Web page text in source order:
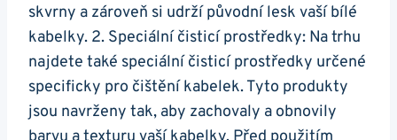
skvrny⁢ a zároveň si udrží původní lesk vaší bílé
kabelky. 2. Speciální čisticí prostředky: ‌Na trhu
najdete také ‌speciální⁤ čisticí prostředky určené
specificky⁣ pro‌ čištění kabelek. Tyto produkty
jsou navrženy tak, ‍aby zachovaly a obnovily​